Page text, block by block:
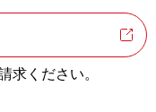
求ください。